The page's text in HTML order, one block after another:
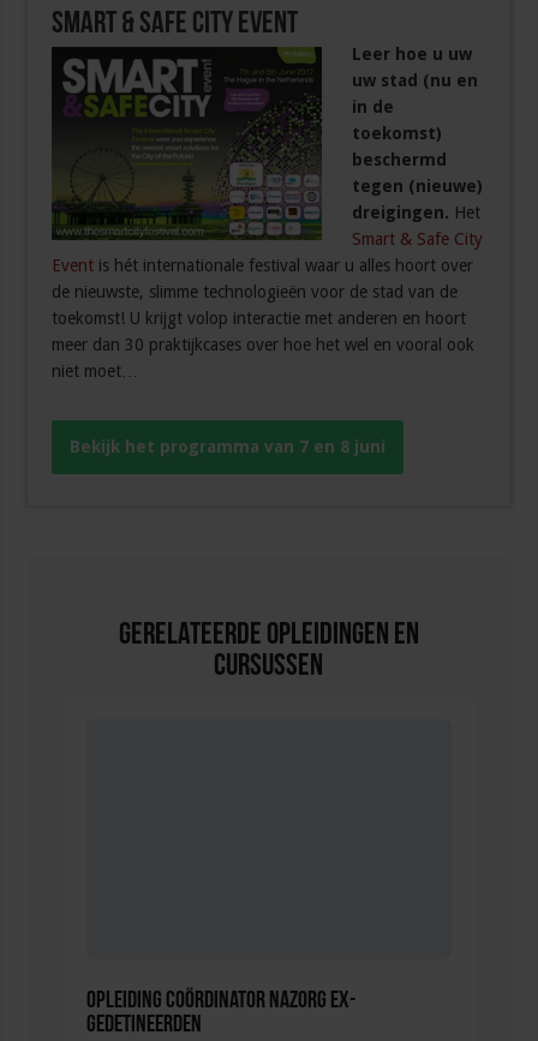
Smart & Safe City Event
Leer hoe u uw
uw stad (nu en
in de
toekomst)
beschermd
tegen (nieuwe)
dreigingen. Het
Smart & Safe City
Event is hét internationale festival waar u alles hoort over
de nieuwste, slimme technologieën voor de stad van de
toekomst! U krijgt volop interactie met anderen en hoort
meer dan 30 praktijkcases over hoe het wel en vooral ook
niet moet…
Bekijk het programma van 7 en 8 juni
Gerelateerde Opleidingen en
Cursussen
Opleiding Coördinator nazorg ex-
gedetineerden